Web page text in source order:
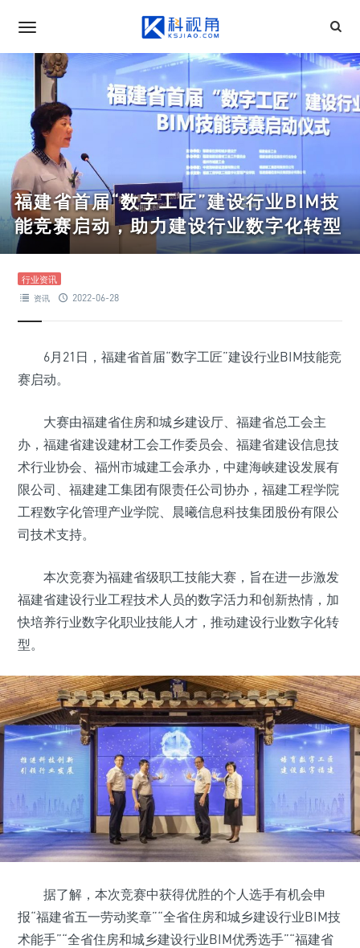
福建省首届“数字工匠”建设行业BIM技
能竞赛启动，助力建设行业数字化转型
行业资讯
资讯 2022-06-28
6月21日，福建省首届“数字工匠”建设行业BIM技能竞
赛启动。
大赛由福建省住房和城乡建设厅、福建省总工会主
办，福建省建设建材工会工作委员会、福建省建设信息技
术行业协会、福州市城建工会承办，中建海峡建设发展有
限公司、福建建工集团有限责任公司协办，福建工程学院
工程数字化管理产业学院、晨曦信息科技集团股份有限公
司技术支持。
本次竞赛为福建省级职工技能大赛，旨在进一步激发
福建省建设行业工程技术人员的数字活力和创新热情，加
快培养行业数字化职业技能人才，推动建设行业数字化转
型。
据了解，本次竞赛中获得优胜的个人选手有机会申
报“福建省五一劳动奖章”“全省住房和城乡建设行业BIM技
术能手”“全省住房和城乡建设行业BIM优秀选手”“福建省